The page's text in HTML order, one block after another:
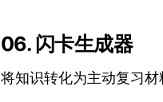
06. 闪卡生成器
将知识转化为主动复习材